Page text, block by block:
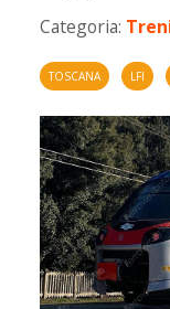
Categoria:
TOSCANA LFI